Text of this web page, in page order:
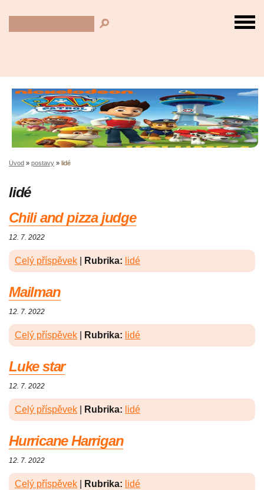
Úvod » postavy » lidé
lidé
Chili and pizza judge
12. 7. 2022
Celý příspěvek Rubrika: lidé
Mailman
12. 7. 2022
Celý příspěvek Rubrika: lidé
Luke star
12. 7. 2022
Celý příspěvek Rubrika: lidé
Hurricane Harrigan
12. 7. 2022
Celý příspěvek Rubrika: lidé